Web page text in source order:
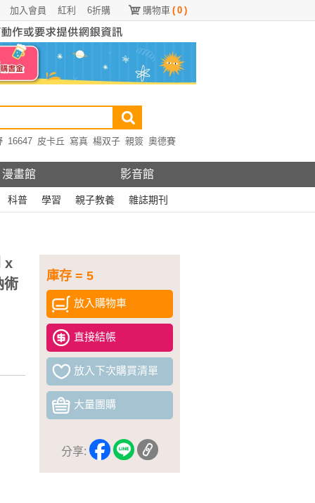
購物車 ( 0 )
6折購
紅利
加入會員
16647 皮卡丘 寫真 楊双子 親簽 奧德賽
漫畫館 影音館
科普 學習 親子教養 雜誌期刊
庫存 = 5
放入購物車
直接結帳
放入下次購買清單
大量團購
分享:
x
術